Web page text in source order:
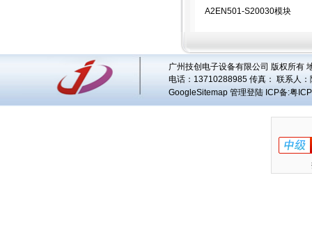
A2EN501-S20030模块
广州技创电子设备有限公司 版权所有
电话：13710288985 传真： 联系人：
GoogleSitemap 管理登陆 ICP备:粤